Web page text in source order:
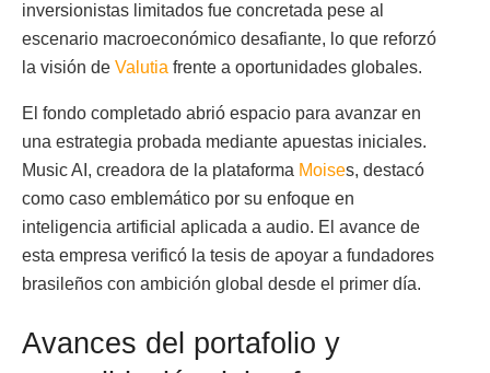
inversionistas limitados fue concretada pese al
escenario macroeconómico desafiante, lo que reforzó
la visión de Valutia frente a oportunidades globales.
El fondo completado abrió espacio para avanzar en
una estrategia probada mediante apuestas iniciales.
Music AI, creadora de la plataforma Moises, destacó
como caso emblemático por su enfoque en
inteligencia artificial aplicada a audio. El avance de
esta empresa verificó la tesis de apoyar a fundadores
brasileños con ambición global desde el primer día.
Avances del portafolio y